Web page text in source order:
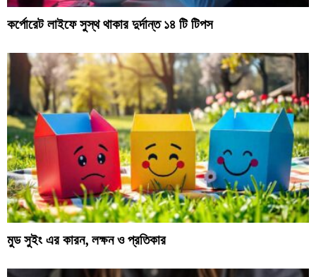
কর্পোরেট লাইফে সুস্থ থাকার দুর্দান্ত ১৪ টি টিপস
মুড সুইং এর কারন, লক্ষন ও প্রতিকার